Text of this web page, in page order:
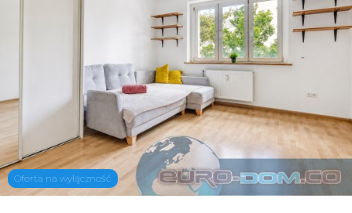
Oferta na wyłączność